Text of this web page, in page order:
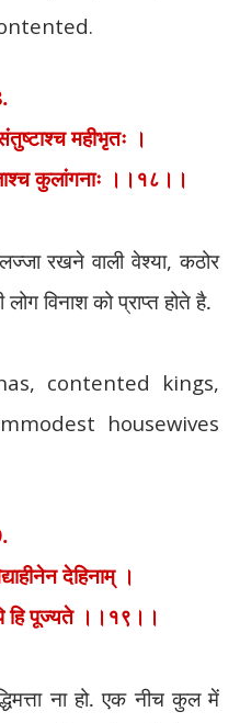
महीभृतः ।
कुलांगनाः ।।१८।।
रखने वाली वेश्या,कठोर
विनाश को प्राप्त होते है.
contented kings,
housewives
देहिनाम् ।
हि पूज्यते ।।१९।।
ना हो. एक नीच कुल में